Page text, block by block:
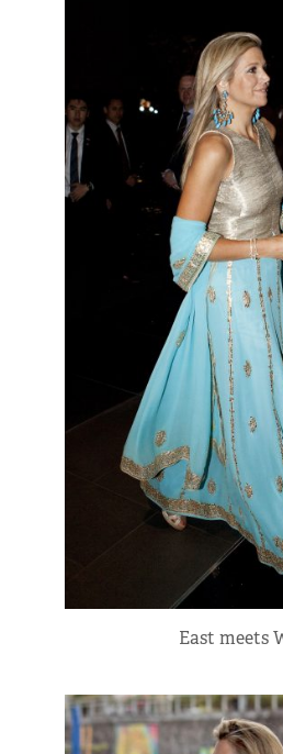
East meets